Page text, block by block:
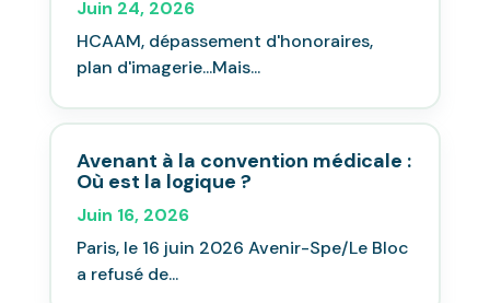
Juin 24, 2026
HCAAM, dépassement d'honoraires,
plan d'imagerie...Mais...
Avenant à la convention médicale :
Où est la logique ?
Juin 16, 2026
Paris, le 16 juin 2026 Avenir-Spe/Le Bloc
a refusé de...